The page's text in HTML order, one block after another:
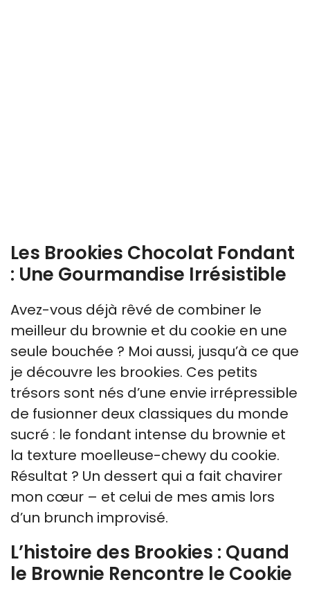
Les Brookies Chocolat Fondant
: Une Gourmandise Irrésistible
Avez-vous déjà rêvé de combiner le
meilleur du brownie et du cookie en une
seule bouchée ? Moi aussi, jusqu’à ce que
je découvre les brookies. Ces petits
trésors sont nés d’une envie irrépressible
de fusionner deux classiques du monde
sucré : le fondant intense du brownie et
la texture moelleuse-chewy du cookie.
Résultat ? Un dessert qui a fait chavirer
mon cœur – et celui de mes amis lors
d’un brunch improvisé.
L’histoire des Brookies : Quand
le Brownie Rencontre le Cookie